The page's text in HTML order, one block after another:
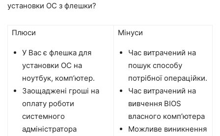
установки ОС з флешки?
Плюси
У Вас є флешка для
установки ОС на
ноутбук, комп’ютер.
Заощаджені гроші на
оплату роботи
системного
адміністратора
Мінуси
Час витрачений на
пошук способу
потрібної операційки.
Час витрачений на
вивчення BIOS
власного комп’ютера
Можливе виникнення